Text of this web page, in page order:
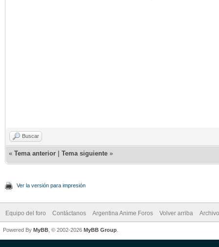
Buscar
« Tema anterior Tema siguiente »
Ver la versión para impresión
Equipo del foro Contáctanos Argentina Anime Foros Volver arriba
Powered By MyBB , © 2002-2026 MyBB Group